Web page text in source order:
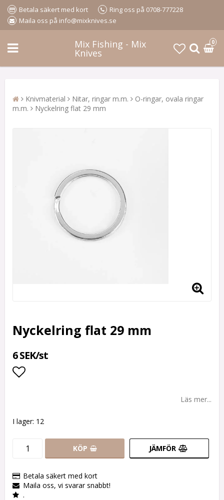
Betala säkert med kort
Ring oss på 0708-777228
Maila oss på info@mixknives.se
Mix Fishing - Mix
Knives
0
Knivmaterial Nitar, ringar m.m.
O-ringar, ovala ringar
m.m.
Nyckelring flat 29 mm
Nyckelring flat 29 mm
6 SEK/st
Läs mer...
I lager: 12
KÖP JÄMFÖR
Betala säkert med kort
Maila oss, vi svarar snabbt!
.